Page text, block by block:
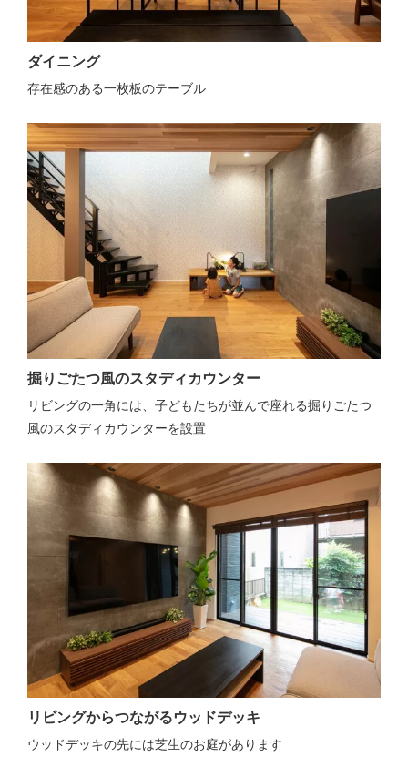
ダイニング
存在感のある一枚板のテーブル
掘りごたつ風のスタディカウンター
リビングの一角には、子どもたちが並んで座れる掘りごたつ
風のスタディカウンターを設置
リビングからつながるウッドデッキ
ウッドデッキの先には芝生のお庭があります